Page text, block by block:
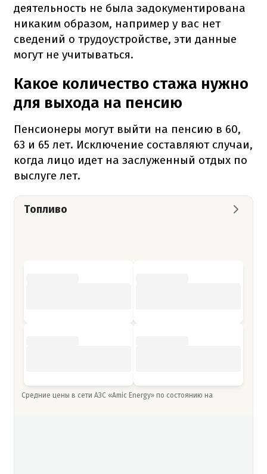
деятельность не была задокументирована
никаким образом, например у вас нет
сведений о трудоустройстве, эти данные
могут не учитываться.
Какое количество стажа нужно
для выхода на пенсию
Пенсионеры могут выйти на пенсию в 60,
63 и 65 лет. Исключение составляют случаи,
когда лицо идет на заслуженный отдых по
выслуге лет.
Топливо
Средние цены в сети АЗС «Amic Energy» по состоянию на